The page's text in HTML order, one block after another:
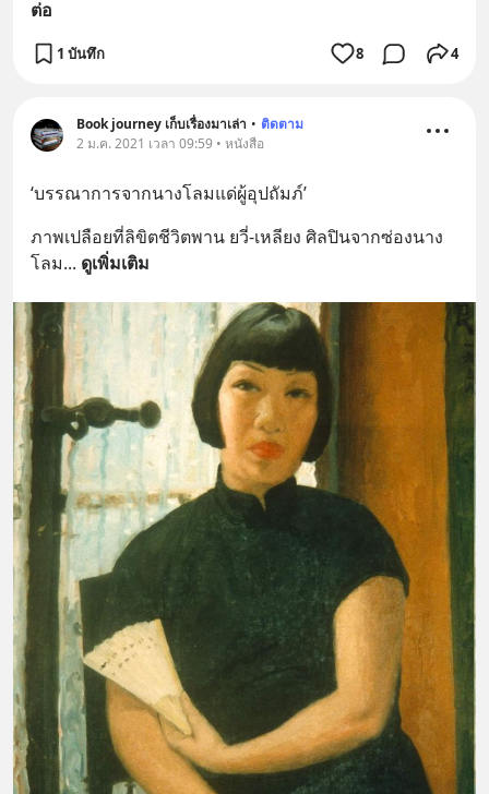
ต่อ
1 บันทึก 8 4
Book journey เก็บเรื่องมาเล่า • ติดตาม
2 ม.ค. 2021 เวลา 09:59 • หนังสือ
‘บรรณาการจากนางโลมแด่ผู้อุปถัมภ์’
ภาพเปลือยที่ลิขิตชีวิตพาน ยวี่-เหลียง ศิลปินจากซ่องนาง
โลม... ดูเพิ่มเติม